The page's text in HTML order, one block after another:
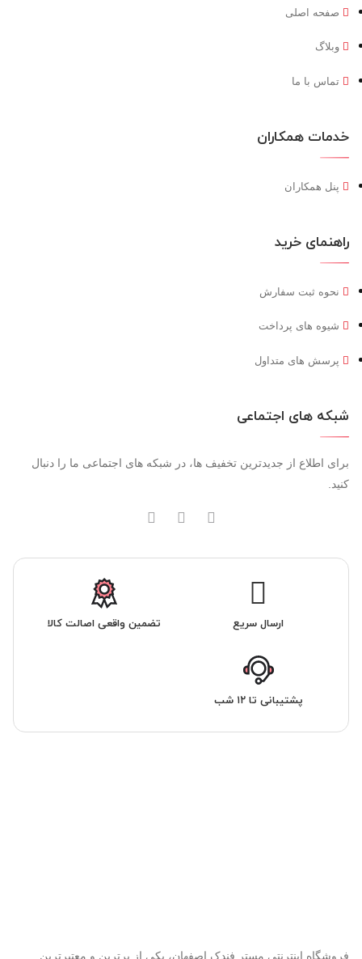
صفحه اصلی
وبلاگ
تماس با ما
خدمات همکاران
پنل همکاران
راهنمای خرید
نحوه ثبت سفارش
شیوه های پرداخت
پرسش های متداول
شبکه های اجتماعی
برای اطلاع از جدیدترین تخفیف ها، در شبکه های اجتماعی ما را دنبال
کنید.
ارسال سریع تضمین واقعی اصالت کالا
پشتیبانی تا ۱۲ شب
فروشگاه اینترنتی مستر فندک اصفهان، یکی از برترین و معتبرترین